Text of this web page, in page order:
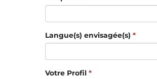
Langue(s) envisagée(s) *
Votre Profil *